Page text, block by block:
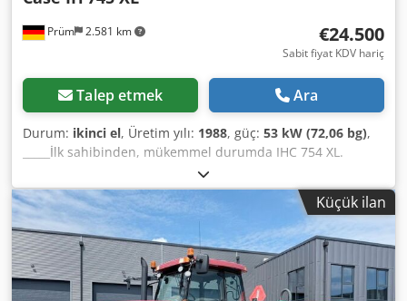
Prüm 2.581 km €24.500
Sabit fiyat KDV hariç
Talep etmek Ara
Durum: ikinci el, Üretim yılı: 1988, güç: 53 kW (72,06 bg),
_____İlk sahibinden, mükemmel durumda IHC 754 XL.
Çalışma saati: yaklaşık 8.600 Yapım yılı: 1988 Ön güç
kaldırma mekanizması Ön PTO (güç aktarma organı) 30
km/saat hızında vites kutusu Fiyat: 24.500,00 Euro (KDV
hariç) Csdszdmutspfx Agusha Depolama yeri: belirtilmemiş
Küçük ilan